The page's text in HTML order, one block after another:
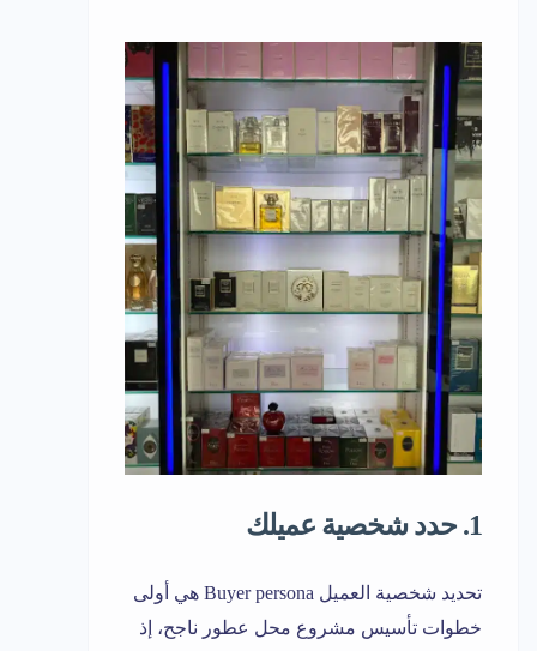
1. حدد شخصية عميلك
تحديد شخصية العميل Buyer persona هي أولى
خطوات تأسيس مشروع محل عطور ناجح، إذ